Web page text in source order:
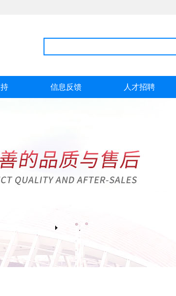
信息反馈 人才招聘